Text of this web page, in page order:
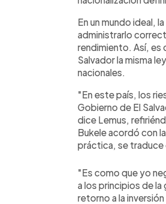
En un mundo ideal,
administrarlo
rendimiento. Así, es
Salvador la misma
nacionales.
"En este país, los
Gobierno de El
dice Lemus,
Bukele acordó con
práctica, se traduce
"Es como que yo
a los principios de
retorno a la